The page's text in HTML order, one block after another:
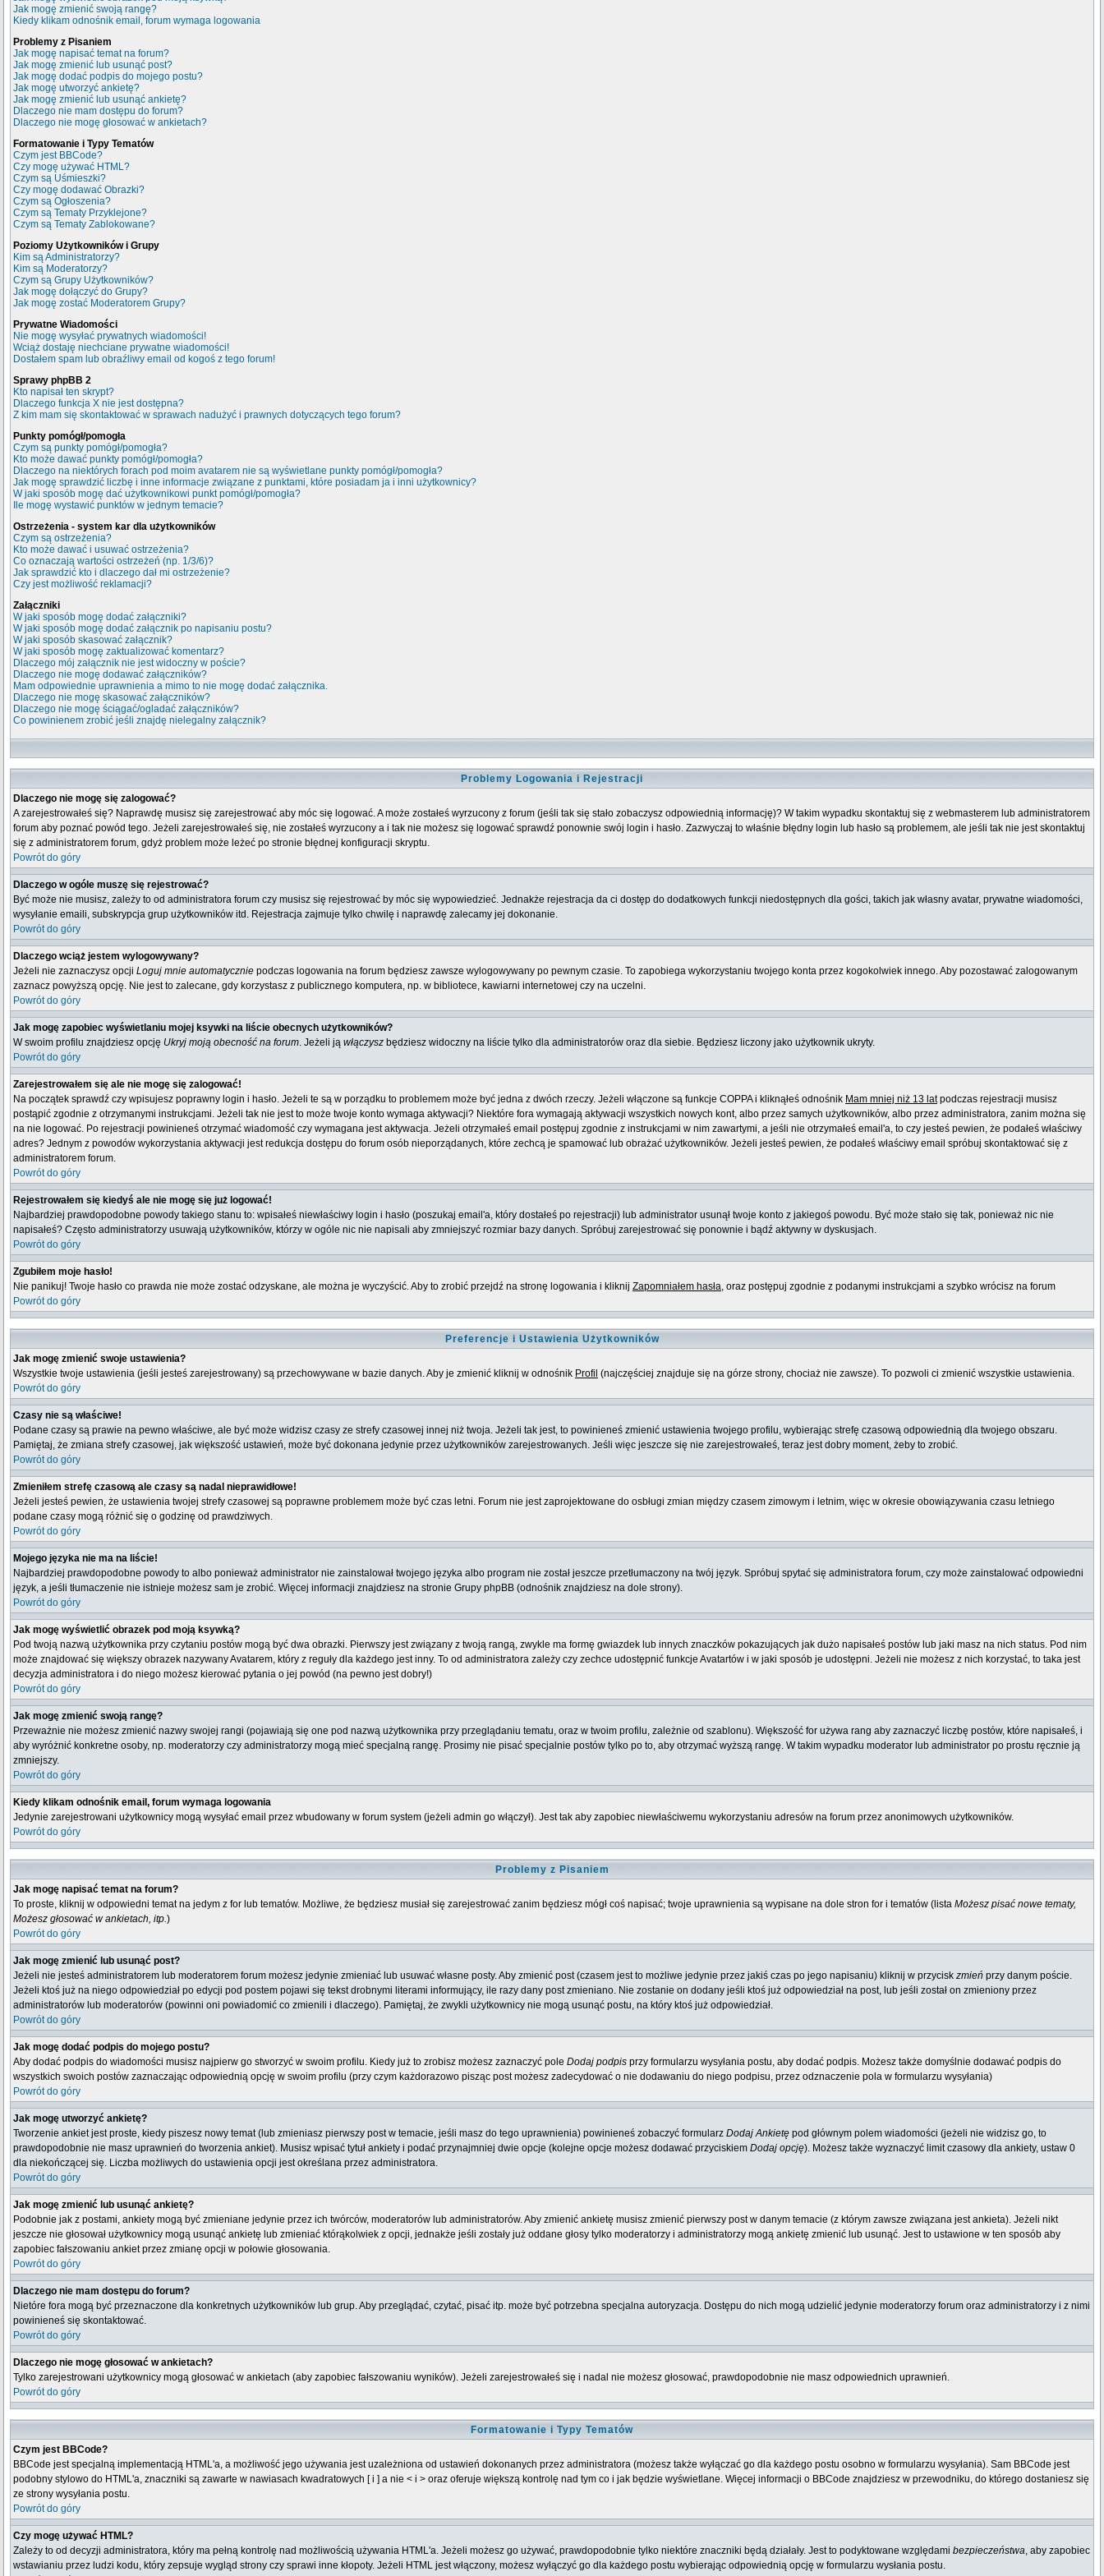
Jak mogę zmienić swoją rangę?
Kiedy klikam odnośnik email, forum wymaga logowania
Problemy z Pisaniem
Jak mogę napisać temat na forum?
Jak mogę zmienić lub usunąć post?
Jak mogę dodać podpis do mojego postu?
Jak mogę utworzyć ankietę?
Jak mogę zmienić lub usunąć ankietę?
Dlaczego nie mam dostępu do forum?
Dlaczego nie mogę głosować w ankietach?
Formatowanie i Typy Tematów
Czym jest BBCode?
Czy mogę używać HTML?
Czym są Uśmieszki?
Czy mogę dodawać Obrazki?
Czym są Ogłoszenia?
Czym są Tematy Przyklejone?
Czym są Tematy Zablokowane?
Poziomy Użytkowników i Grupy
Kim są Administratorzy?
Kim są Moderatorzy?
Czym są Grupy Użytkowników?
Jak mogę dołączyć do Grupy?
Jak mogę zostać Moderatorem Grupy?
Prywatne Wiadomości
Nie mogę wysyłać prywatnych wiadomości!
Wciąż dostaję niechciane prywatne wiadomości!
Dostałem spam lub obraźliwy email od kogoś z tego forum!
Sprawy phpBB 2
Kto napisał ten skrypt?
Dlaczego funkcja X nie jest dostępna?
Z kim mam się skontaktować w sprawach nadużyć i prawnych dotyczących tego forum?
Punkty pomógł/pomogła
Czym są punkty pomógł/pomogła?
Kto może dawać punkty pomógł/pomogła?
Dlaczego na niektórych forach pod moim avatarem nie są wyświetlane punkty pomógł/pomogła?
Jak mogę sprawdzić liczbę i inne informacje związane z punktami, które posiadam ja i inni użytkownicy?
W jaki sposób mogę dać użytkownikowi punkt pomógł/pomogła?
Ile mogę wystawić punktów w jednym temacie?
Ostrzeżenia - system kar dla użytkowników
Czym są ostrzeżenia?
Kto może dawać i usuwać ostrzeżenia?
Co oznaczają wartości ostrzeżeń (np. 1/3/6)?
Jak sprawdzić kto i dlaczego dał mi ostrzeżenie?
Czy jest możliwość reklamacji?
Załączniki
W jaki sposób mogę dodać załączniki?
W jaki sposób mogę dodać załącznik po napisaniu postu?
W jaki sposób skasować załącznik?
W jaki sposób mogę zaktualizować komentarz?
Dlaczego mój załącznik nie jest widoczny w poście?
Dlaczego nie mogę dodawać załączników?
Mam odpowiednie uprawnienia a mimo to nie mogę dodać załącznika.
Dlaczego nie mogę skasować załączników?
Dlaczego nie mogę ściągać/ogladać załączników?
Co powinienem zrobić jeśli znajdę nielegalny załącznik?
Problemy Logowania i Rejestracji
Dlaczego nie mogę się zalogować?
A zarejestrowałeś się? Naprawdę musisz się zarejestrować aby móc się logować. A może zostałeś wyrzucony z forum (jeśli tak się stało zobaczysz odpowiednią informację)? W takim wypadku skontaktuj się z webmasterem lub administratorem
forum aby poznać powód tego. Jeżeli zarejestrowałeś się, nie zostałeś wyrzucony a i tak nie możesz się logować sprawdź ponownie swój login i hasło. Zazwyczaj to właśnie błędny login lub hasło są problemem, ale jeśli tak nie jest skontaktuj
się z administratorem forum, gdyż problem może leżeć po stronie błędnej konfiguracji skryptu.
Powrót do góry
Dlaczego w ogóle muszę się rejestrować?
Być może nie musisz, zależy to od administratora forum czy musisz się rejestrować by móc się wypowiedzieć. Jednakże rejestracja da ci dostęp do dodatkowych funkcji niedostępnych dla gości, takich jak własny avatar, prywatne wiadomości,
wysyłanie emaili, subskrypcja grup użytkowników itd. Rejestracja zajmuje tylko chwilę i naprawdę zalecamy jej dokonanie.
Powrót do góry
Dlaczego wciąż jestem wylogowywany?
Jeżeli nie zaznaczysz opcji Loguj mnie automatycznie podczas logowania na forum będziesz zawsze wylogowywany po pewnym czasie. To zapobiega wykorzystaniu twojego konta przez kogokolwiek innego. Aby pozostawać zalogowanym
zaznacz powyższą opcję. Nie jest to zalecane, gdy korzystasz z publicznego komputera, np. w bibliotece, kawiarni internetowej czy na uczelni.
Powrót do góry
Jak mogę zapobiec wyświetlaniu mojej ksywki na liście obecnych użytkowników?
W swoim profilu znajdziesz opcję Ukryj moją obecność na forum. Jeżeli ją włączysz będziesz widoczny na liście tylko dla administratorów oraz dla siebie. Będziesz liczony jako użytkownik ukryty.
Powrót do góry
Zarejestrowałem się ale nie mogę się zalogować!
Na początek sprawdź czy wpisujesz poprawny login i hasło. Jeżeli te są w porządku to problemem może być jedna z dwóch rzeczy. Jeżeli włączone są funkcje COPPA i kliknąłeś odnośnik Mam mniej niż 13 latpodczas rejestracji musisz
postąpić zgodnie z otrzymanymi instrukcjami. Jeżeli tak nie jest to może twoje konto wymaga aktywacji? Niektóre fora wymagają aktywacji wszystkich nowych kont, albo przez samych użytkowników, albo przez administratora, zanim można się
na nie logować. Po rejestracji powinieneś otrzymać wiadomość czy wymagana jest aktywacja. Jeżeli otrzymałeś email postępuj zgodnie z instrukcjami w nim zawartymi, a jeśli nie otrzymałeś email'a, to czy jesteś pewien, że podałeś właściwy
adres? Jednym z powodów wykorzystania aktywacji jest redukcja dostępu do forum osób nieporządanych, które zechcą je spamować lub obrażać użytkowników. Jeżeli jesteś pewien, że podałeś właściwy email spróbuj skontaktować się z
administratorem forum.
Powrót do góry
Rejestrowałem się kiedyś ale nie mogę się już logować!
Najbardziej prawdopodobne powody takiego stanu to: wpisałeś niewłaściwy login i hasło (poszukaj email'a, który dostałeś po rejestracji) lub administrator usunął twoje konto z jakiegoś powodu. Być może stało się tak, ponieważ nic nie
napisałeś? Często administratorzy usuwają użytkowników, którzy w ogóle nic nie napisali aby zmniejszyć rozmiar bazy danych. Spróbuj zarejestrować się ponownie i bądź aktywny w dyskusjach.
Powrót do góry
Zgubiłem moje hasło!
Nie panikuj! Twoje hasło co prawda nie może zostać odzyskane, ale można je wyczyścić. Aby to zrobić przejdź na stronę logowania i kliknij Zapomniałem hasła, oraz postępuj zgodnie z podanymi instrukcjami a szybko wrócisz na forum
Powrót do góry
Preferencje i Ustawienia Użytkowników
Jak mogę zmienić swoje ustawienia?
Wszystkie twoje ustawienia (jeśli jesteś zarejestrowany) są przechowywane w bazie danych. Aby je zmienić kliknij w odnośnik Profil (najczęściej znajduje się na górze strony, chociaż nie zawsze). To pozwoli ci zmienić wszystkie ustawienia.
Powrót do góry
Czasy nie są właściwe!
Podane czasy są prawie na pewno właściwe, ale być może widzisz czasy ze strefy czasowej innej niż twoja. Jeżeli tak jest, to powinieneś zmienić ustawienia twojego profilu, wybierając strefę czasową odpowiednią dla twojego obszaru.
Pamiętaj, że zmiana strefy czasowej, jak większość ustawień, może być dokonana jedynie przez użytkowników zarejestrowanych. Jeśli więc jeszcze się nie zarejestrowałeś, teraz jest dobry moment, żeby to zrobić.
Powrót do góry
Zmieniłem strefę czasową ale czasy są nadal nieprawidłowe!
Jeżeli jesteś pewien, że ustawienia twojej strefy czasowej są poprawne problemem może być czas letni. Forum nie jest zaprojektowane do osbługi zmian między czasem zimowym i letnim, więc w okresie obowiązywania czasu letniego
podane czasy mogą różnić się o godzinę od prawdziwych.
Powrót do góry
Mojego języka nie ma na liście!
Najbardziej prawdopodobne powody to albo ponieważ administrator nie zainstalował twojego języka albo program nie został jeszcze przetłumaczony na twój język. Spróbuj spytać się administratora forum, czy może zainstalować odpowiedni
język, a jeśli tłumaczenie nie istnieje możesz sam je zrobić. Więcej informacji znajdziesz na stronie Grupy phpBB (odnośnik znajdziesz na dole strony).
Powrót do góry
Jak mogę wyświetlić obrazek pod moją ksywką?
Pod twoją nazwą użytkownika przy czytaniu postów mogą być dwa obrazki. Pierwszy jest związany z twoją rangą, zwykle ma formę gwiazdek lub innych znaczków pokazujących jak dużo napisałeś postów lub jaki masz na nich status. Pod nim
może znajdować się większy obrazek nazywany Avatarem, który z reguły dla każdego jest inny. To od administratora zależy czy zechce udostępnić funkcje Avatartów i w jaki sposób je udostępni. Jeżeli nie możesz z nich korzystać, to taka jest
decyzja administratora i do niego możesz kierować pytania o jej powód (na pewno jest dobry!)
Powrót do góry
Jak mogę zmienić swoją rangę?
Przeważnie nie możesz zmienić nazwy swojej rangi (pojawiają się one pod nazwą użytkownika przy przeglądaniu tematu, oraz w twoim profilu, zależnie od szablonu). Większość for używa rang aby zaznaczyć liczbę postów, które napisałeś, i
aby wyróżnić konkretne osoby, np. moderatorzy czy administratorzy mogą mieć specjalną rangę. Prosimy nie pisać specjalnie postów tylko po to, aby otrzymać wyższą rangę. W takim wypadku moderator lub administrator po prostu ręcznie ją
zmniejszy.
Powrót do góry
Kiedy klikam odnośnik email, forum wymaga logowania
Jedynie zarejestrowani użytkownicy mogą wysyłać email przez wbudowany w forum system (jeżeli admin go włączył). Jest tak aby zapobiec niewłaściwemu wykorzystaniu adresów na forum przez anonimowych użytkowników.
Powrót do góry
Problemy z Pisaniem
Jak mogę napisać temat na forum?
To proste, kliknij w odpowiedni temat na jedym z for lub tematów. Możliwe, że będziesz musiał się zarejestrować zanim będziesz mógł coś napisać; twoje uprawnienia są wypisane na dole stron for i tematów (lista Możesz pisać nowe tematy,
Możesz głosować w ankietach, itp.)
Powrót do góry
Jak mogę zmienić lub usunąć post?
Jeżeli nie jesteś administratorem lub moderatorem forum możesz jedynie zmieniać lub usuwać własne posty. Aby zmienić post (czasem jest to możliwe jedynie przez jakiś czas po jego napisaniu) kliknij w przycisk zmień przy danym poście.
Jeżeli ktoś już na niego odpowiedział po edycji pod postem pojawi się tekst drobnymi literami informujący, ile razy dany post zmieniano. Nie zostanie on dodany jeśli ktoś już odpowiedział na post, lub jeśli został on zmieniony przez
administratorów lub moderatorów (powinni oni powiadomić co zmienili i dlaczego). Pamiętaj, że zwykli użytkownicy nie mogą usunąć postu, na który ktoś już odpowiedział.
Powrót do góry
Jak mogę dodać podpis do mojego postu?
Aby dodać podpis do wiadomości musisz najpierw go stworzyć w swoim profilu. Kiedy już to zrobisz możesz zaznaczyć pole Dodaj podpis przy formularzu wysyłania postu, aby dodać podpis. Możesz także domyślnie dodawać podpis do
wszystkich swoich postów zaznaczając odpowiednią opcję w swoim profilu (przy czym każdorazowo pisząc post możesz zadecydować o nie dodawaniu do niego podpisu, przez odznaczenie pola w formularzu wysyłania)
Powrót do góry
Jak mogę utworzyć ankietę?
Tworzenie ankiet jest proste, kiedy piszesz nowy temat (lub zmieniasz pierwszy post w temacie, jeśli masz do tego uprawnienia) powinieneś zobaczyć formularz Dodaj Ankietę pod głównym polem wiadomości (jeżeli nie widzisz go, to
prawdopodobnie nie masz uprawnień do tworzenia ankiet). Musisz wpisać tytuł ankiety i podać przynajmniej dwie opcje (kolejne opcje możesz dodawać przyciskiem Dodaj opcję). Możesz także wyznaczyć limit czasowy dla ankiety, ustaw 0
dla niekończącej się. Liczba możliwych do ustawienia opcji jest określana przez administratora.
Powrót do góry
Jak mogę zmienić lub usunąć ankietę?
Podobnie jak z postami, ankiety mogą być zmieniane jedynie przez ich twórców, moderatorów lub administratorów. Aby zmienić ankietę musisz zmienić pierwszy post w danym temacie (z którym zawsze związana jest ankieta). Jeżeli nikt
jeszcze nie głosował użytkownicy mogą usunąć ankietę lub zmieniać którąkolwiek z opcji, jednakże jeśli zostały już oddane głosy tylko moderatorzy i administratorzy mogą ankietę zmienić lub usunąć. Jest to ustawione w ten sposób aby
zapobiec fałszowaniu ankiet przez zmianę opcji w połowie głosowania.
Powrót do góry
Dlaczego nie mam dostępu do forum?
Nietóre fora mogą być przeznaczone dla konkretnych użytkowników lub grup. Aby przeglądać, czytać, pisać itp. może być potrzebna specjalna autoryzacja. Dostępu do nich mogą udzielić jedynie moderatorzy forum oraz administratorzy i z nimi
powinieneś się skontaktować.
Powrót do góry
Dlaczego nie mogę głosować w ankietach?
Tylko zarejestrowani użytkownicy mogą głosować w ankietach (aby zapobiec fałszowaniu wyników). Jeżeli zarejestrowałeś się i nadal nie możesz głosować, prawdopodobnie nie masz odpowiednich uprawnień.
Powrót do góry
Formatowanie i Typy Tematów
Czym jest BBCode?
BBCode jest specjalną implementacją HTML'a, a możliwość jego używania jest uzależniona od ustawień dokonanych przez administratora (możesz także wyłączać go dla każdego postu osobno w formularzu wysyłania). Sam BBCode jest
podobny stylowo do HTML'a, znaczniki są zawarte w nawiasach kwadratowych [ i ] a nie < i > oraz oferuje większą kontrolę nad tym co i jak będzie wyświetlane. Więcej informacji o BBCode znajdziesz w przewodniku, do którego dostaniesz się
ze strony wysyłania postu.
Powrót do góry
Czy mogę używać HTML?
Zależy to od decyzji administratora, który ma pełną kontrolę nad możliwością używania HTML'a. Jeżeli możesz go używać, prawdopodobnie tylko niektóre znaczniki będą działały. Jest to podyktowane względami bezpieczeństwa, aby zapobiec
wstawianiu przez ludzi kodu, który zepsuje wygląd strony czy sprawi inne kłopoty. Jeżeli HTML jest włączony, możesz wyłączyć go dla każdego postu wybierając odpowiednią opcję w formularzu wysłania postu.